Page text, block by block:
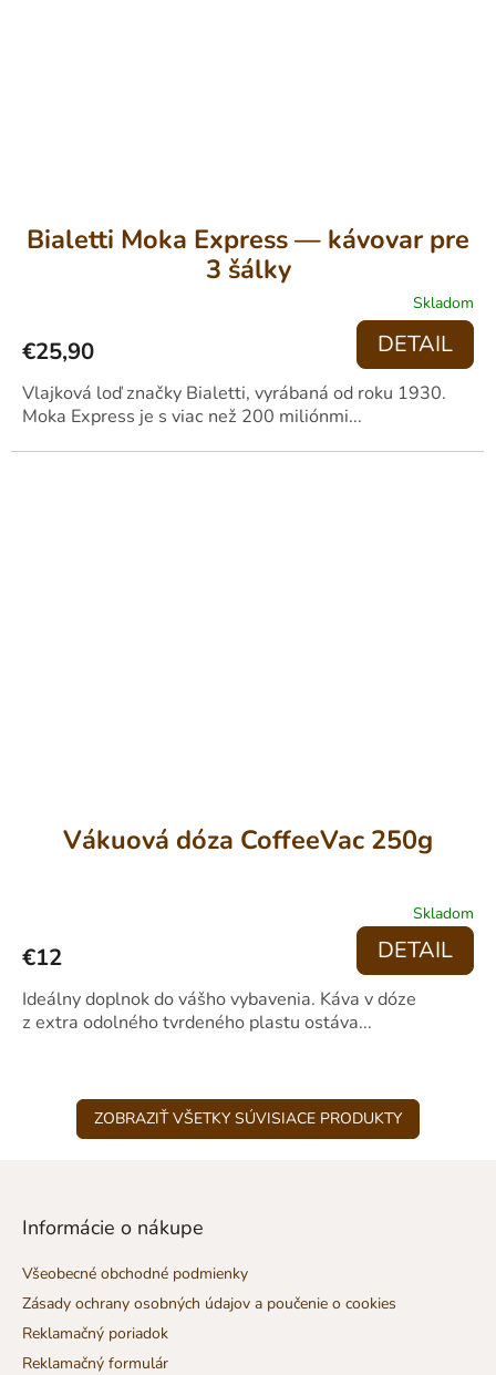
Bialetti Moka Express — kávovar pre
3 šálky
Skladom
€25,90 DETAIL
Vlajková loď značky Bialetti, vyrábaná od roku 1930.
Moka Express je s viac než 200 miliónmi...
Vákuová dóza CoffeeVac 250g
je
z
5
Skladom
€12 DETAIL
Ideálny doplnok do vášho vybavenia. Káva v dóze
z extra odolného tvrdeného plastu ostáva...
ZOBRAZIŤ VŠETKY SÚVISIACE PRODUKTY
Informácie o nákupe
Všeobecné obchodné podmienky
Zásady ochrany osobných údajov a poučenie o cookies
Reklamačný poriadok
Reklamačný formulár